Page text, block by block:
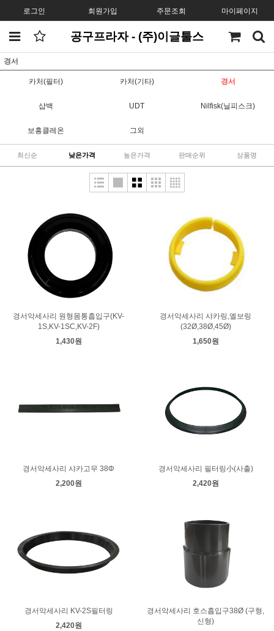
로그인 회원가입 주문조회 마이페이지
공구프라자 - (주)이글툴스
경서
카처(필터) 카처(기타) 경서
샵백 UDT Nilfisk(닐피스크)
보흥클레온 그외
최신순 낮은가격 높은가격 판매순위 상품명
경서악세사리 원형몸통흡입구(KV-
1S,KV-1SC,KV-2F)
1,430원
경서악세사리 샤카링,엘보링
(32Ø,38Ø,45Ø)
1,650원
경서악세사리 샤카고무 38Φ
2,200원
경서악세사리 필터링小(사출)
2,420원
경서악세사리 KV-2S필터링
2,420원
경서악세사리 호스흡입구38Ø (구형,
신형)